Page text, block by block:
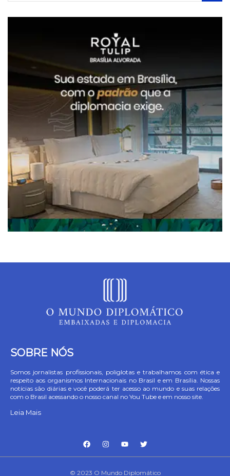
SOBRE NÓS
Somos jornalistas profissionais, poliglotas e trabalhamos com ética e
respeito aos organismos Internacionais no Brasil e em Brasília. Nossas
notícias são diárias e você poderá ter acesso ao mundo e suas relações
com o Brasil acessando o nosso canal no You Tube e em nosso site.
Leia Mais
© 2023 O Mundo Diplomático